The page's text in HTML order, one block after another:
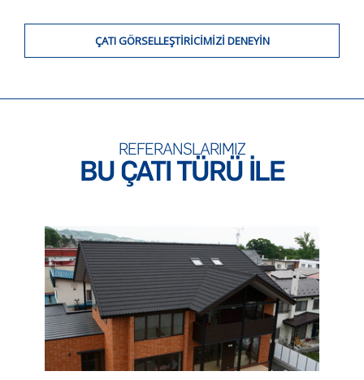
ÇATI GÖRSELLEŞTIRICIMIZI DENEYIN
REFERANSLARIMIZ
BU ÇATI TÜRÜ ILE